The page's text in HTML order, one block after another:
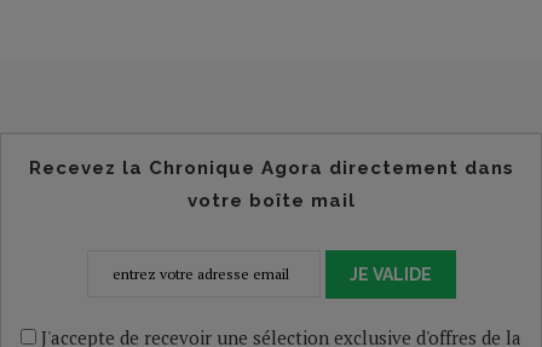
Recevez la Chronique Agora directement dans
votre boîte mail
JE VALIDE
J'accepte de recevoir une sélection exclusive d'offres de la